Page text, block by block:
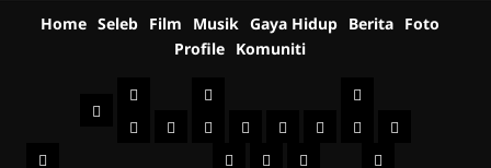
Home Seleb Film Musik Gaya Hidup Berita Foto
Profile Komuniti
Home
Seleb
IndonesiaInternational
Film
SinopsisJadwal
Film
TelevisiBehind
Musik
Musik
Indonesia
Musik
Gaya Berita Foto Profile Komuniti